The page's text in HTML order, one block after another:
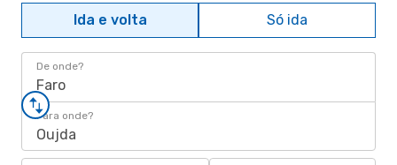
Ida e volta Só ida
De onde?
Faro
Para onde?
Oujda